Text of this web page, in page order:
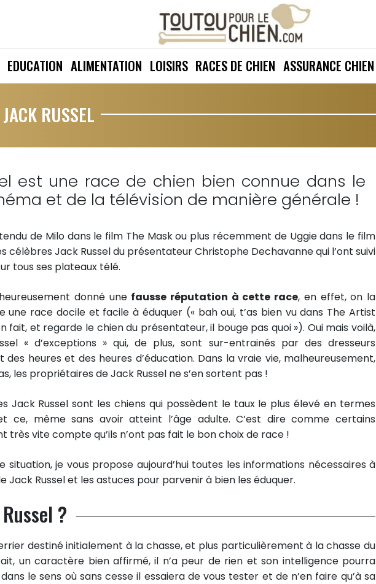
EDUCATION ALIMENTATION LOISIRS RACES DE CHIEN ASSURANCE CHIEN
RUSSEL
est une race de chien bien connue dans le
et de la télévision de manière générale !
de Milo dans le film The Mask ou plus récemment de Uggie dans le film
célèbres Jack Russel du présentateur Christophe Dechavanne qui l’ont suivi
tous ses plateaux télé.
donné une fausse réputation à cette race, en effet, on la
une race docile et facile à éduquer (« bah oui, t’as bien vu dans The Artist
fait, et regarde le chien du présentateur, il bouge pas quoi »). Oui mais voilà,
« d’exceptions » qui, de plus, sont sur-entrainés par des dresseurs
des heures et des heures d’éducation. Dans la vraie vie, malheureusement,
les propriétaires de Jack Russel ne s’en sortent pas !
Jack Russel sont les chiens qui possèdent le taux le plus élevé en termes
ce, même sans avoir atteint l’âge adulte. C’est dire comme certains
très vite compte qu’ils n’ont pas fait le bon choix de race !
situation, je vous propose aujourd’hui toutes les informations nécessaires à
Russel et les astuces pour parvenir à bien les éduquer.
?
destiné initialement à la chasse, et plus particulièrement à la chasse du
un caractère bien affirmé, il n’a peur de rien et son intelligence pourra
le sens où sans cesse il essaiera de vous tester et de n’en faire qu’à sa